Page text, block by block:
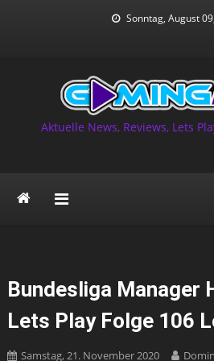
Sonntag, August
Aktuelle News, Reviews, Lets
Bundesliga Manager
Lets Play Folge 106
Samstag, 21. November 2020